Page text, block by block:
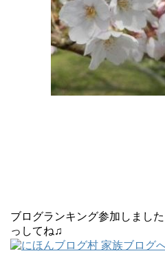
ブログランキング参加しまし
っしてね♫